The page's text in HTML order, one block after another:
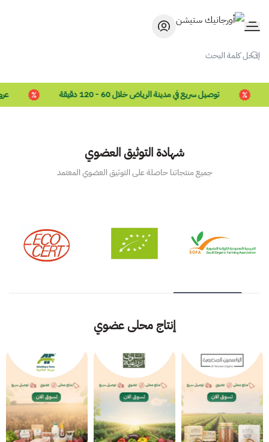
أورجانيك ستيشن
توصيل سريع في مدينة الرياض خلال 60 - 120 دقيقة عروض
شهادة التوثيق العضوي
جميع منتجاتنا حاصلة على التوثيق العضوي المعتمد
إنتاج محلى عضوي